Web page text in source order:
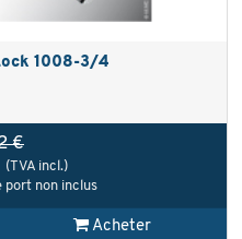
1008-3/4
€
(TVA incl.)
port non inclus
Acheter